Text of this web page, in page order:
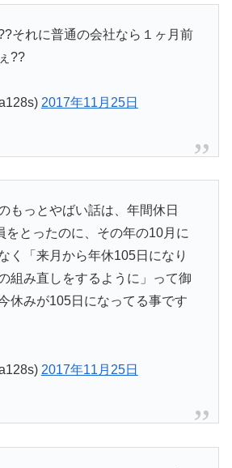
それに普通の会社なら１ヶ月前
??
2017年11月25日
もっとやばい話は、年間休日
をとったのに、その年の10月に
く「来月から年休105日になり
組み直しをするように」って御
休みが105日になってる事です
2017年11月25日